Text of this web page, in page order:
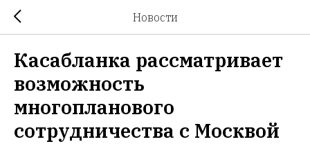
Новости
Касабланка рассматривает
возможность
многопланового
сотрудничества с Москвой